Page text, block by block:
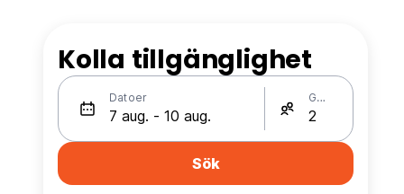
Kolla tillgänglighet
Datoer Gäster
Sök